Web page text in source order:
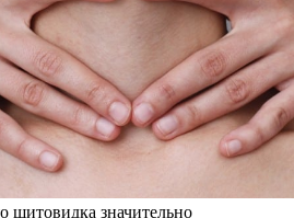
щитовидка значительно